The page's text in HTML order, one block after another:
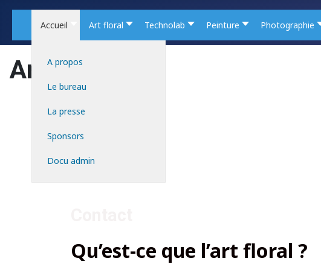
Accueil
A propos
Le bureau
La presse
Sponsors
Docu admin
Art floral Technolab Peinture Photographie
Art floral
Qu’est-ce que l’art floral ?